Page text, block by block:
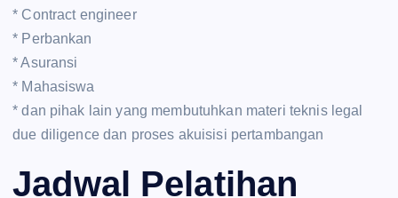
* Contract engineer
* Perbankan
* Asuransi
* Mahasiswa
* dan pihak lain yang membutuhkan materi teknis legal
due diligence dan proses akuisisi pertambangan
Jadwal Pelatihan